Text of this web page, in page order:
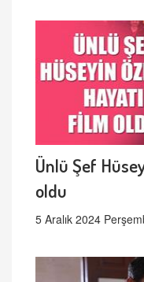
Ünlü Şef
oldu
5 Aralık 2024